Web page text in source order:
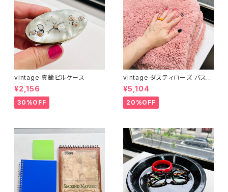
vintage 真鍮ピルケース
¥2,156
30%OFF
vintage ダスティローズ バスマ
ット
¥5,104
20%OFF